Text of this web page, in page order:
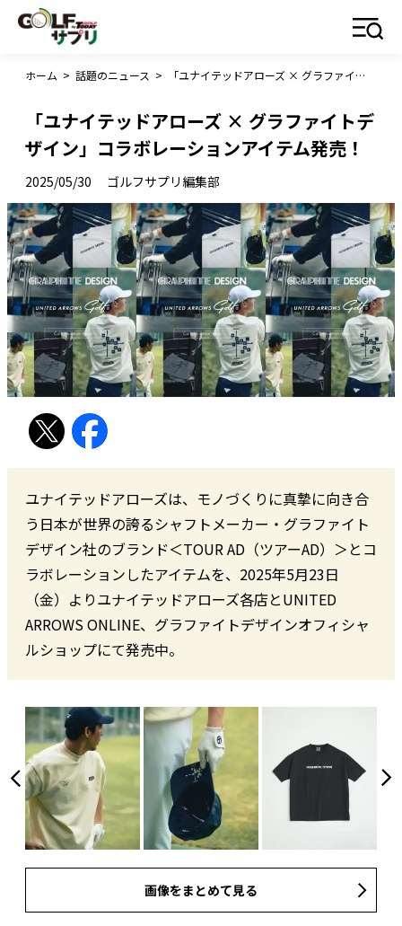
ホーム > 話題のニュース > 「ユナイテッドアローズ × グラファイトデザイン」コラボレーションアイテム発売！
「ユナイテッドアローズ × グラファイトデ
ザイン」コラボレーションアイテム発売！
2025/05/30 ゴルフサプリ編集部
ユナイテッドアローズは、モノづくりに真摯に向き合
う日本が世界の誇るシャフトメーカー・グラファイト
デザイン社のブランド＜TOUR AD（ツアーAD）＞とコ
ラボレーションしたアイテムを、2025年5月23日
（金）よりユナイテッドアローズ各店とUNITED
ARROWS ONLINE、グラファイトデザインオフィシャ
ルショップにて発売中。
画像をまとめて見る